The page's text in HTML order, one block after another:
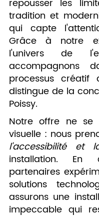
repousser les
tradition et
qui capte
Grâce à notre
l'univers de
accompagnons
processus
distingue de la
Poissy.
Notre offre ne
visuelle : nous
l'accessibilité et
installation. En
partenaires
solutions
assurons une
impeccable qui